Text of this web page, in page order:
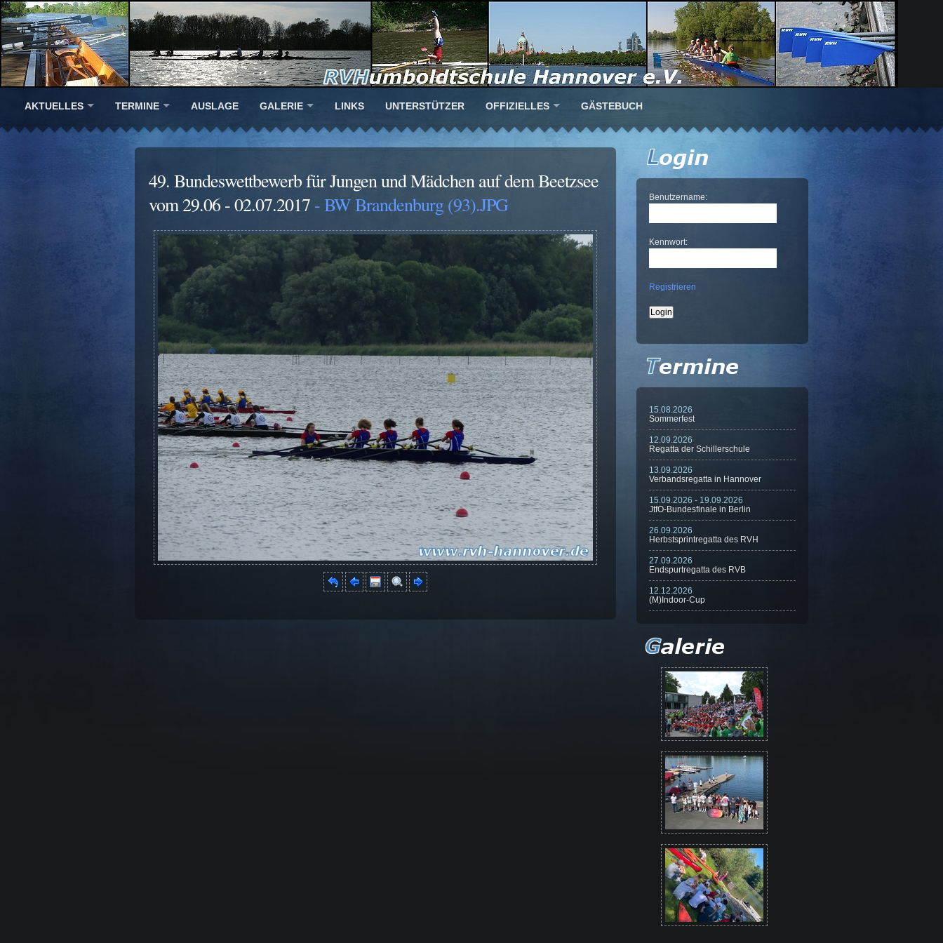
AKTUELLES TERMINE AUSLAGE GALERIE LINKS UNTERSTÜTZER OFFIZIELLES GÄSTEBUCH
49. Bundeswettbewerb für Jungen und Mädchen auf dem Beetzsee
vom 29.06 - 02.07.2017 - BW Brandenburg (93).JPG Benutzername:
Kennwort:
Registrieren
15.08.2026
Sommerfest
12.09.2026
Regatta der Schillerschule
13.09.2026
Verbandsregatta in Hannover
15.09.2026 - 19.09.2026
JtfO-Bundesfinale in Berlin
26.09.2026
Herbstsprintregatta des RVH
27.09.2026
Endspurtregatta des RVB
12.12.2026
(M)Indoor-Cup